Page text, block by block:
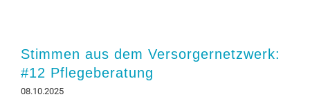
Stimmen aus dem Versorgernetzwerk:
#12 Pflegeberatung
08.10.2025